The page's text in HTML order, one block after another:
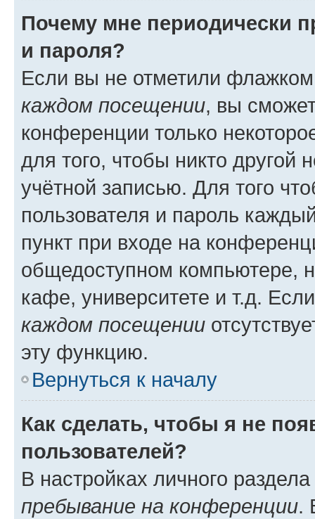
Почему мне периодически
и пароля?
Если вы не отметили
каждом посещении, вы
конференции только
для того, чтобы никто другой
учётной записью. Для того
пользователя и пароль
пункт при входе на
общедоступном компьютере,
кафе, университете и т.д.
каждом посещении
эту функцию.
Вернуться к началу
Как сделать, чтобы я не
пользователей?
В настройках личного
пребывание на конференции.